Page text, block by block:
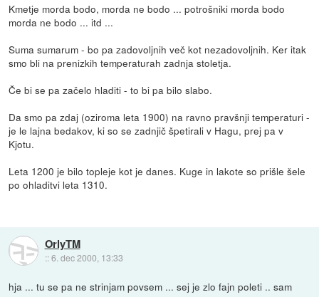
Kmetje morda bodo, morda ne bodo ... potrošniki morda bodo
morda ne bodo ... itd ...
Suma sumarum - bo pa zadovoljnih več kot nezadovoljnih. Ker itak
smo bli na prenizkih temperaturah zadnja stoletja.
Če bi se pa začelo hladiti - to bi pa bilo slabo.
Da smo pa zdaj (oziroma leta 1900) na ravno pravšnji temperaturi -
je le lajna bedakov, ki so se zadnjič špetirali v Hagu, prej pa v
Kjotu.
Leta 1200 je bilo topleje kot je danes. Kuge in lakote so prišle šele
po ohladitvi leta 1310.
OrlyTM
::6. dec 2000, 13:33
hja ... tu se pa ne strinjam povsem ... sej je zlo fajn poleti .. sam